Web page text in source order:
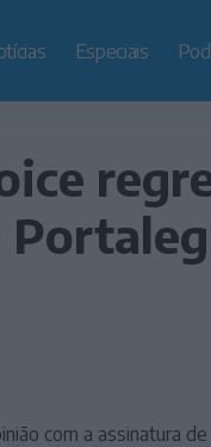
Especiais
com a assinatura